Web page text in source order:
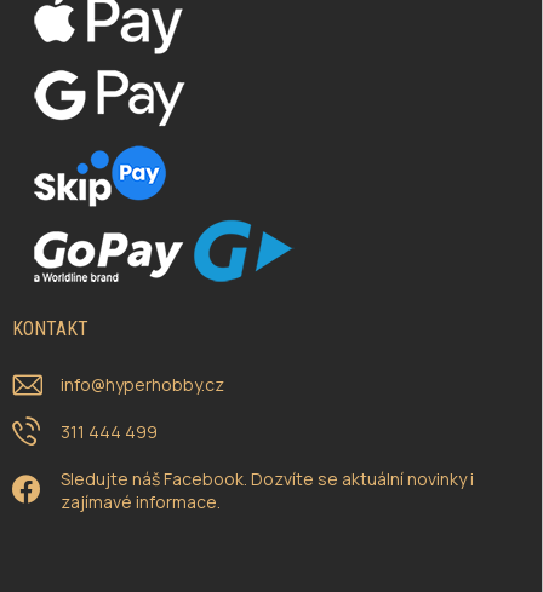
KONTAKT
info@hyperhobby.cz
311 444 499
Sledujte náš Facebook. Dozvíte se aktuální novinky i
zajímavé informace.